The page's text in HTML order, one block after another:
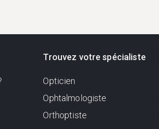
Trouvez votre spécialiste
Opticien
Ophtalmologiste
Orthoptiste